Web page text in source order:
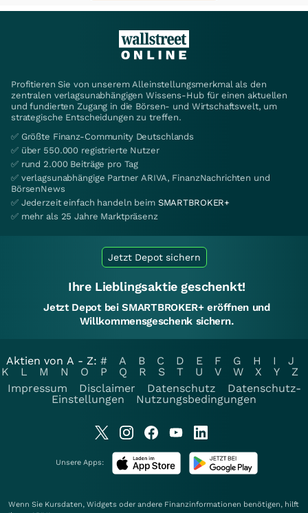
Profitieren Sie von unserem Alleinstellungsmerkmal als den
zentralen verlagsunabhängigen Wissens-Hub für einen aktuellen
und fundierten Zugang in die Börsen- und Wirtschaftswelt, um
strategische Entscheidungen zu treffen.
✅ Größte Finanz-Community Deutschlands
✅ über 550.000 registrierte Nutzer
✅ rund 2.000 Beiträge pro Tag
✅ verlagsunabhängige Partner ARIVA, FinanzNachrichten und
BörsenNews
✅ Jederzeit einfach handeln beim SMARTBROKER+
✅ mehr als 25 Jahre Marktpräsenz
Jetzt Depot sichern
Ihre Lieblingsaktie geschenkt!
Jetzt Depot bei SMARTBROKER+ eröffnen und
Willkommensgeschenk sichern.
Aktien von A - Z: # A B C D E F G H I
J
K
L M N O P Q R S T U V W X Y
Z
Impressum
Disclaimer Datenschutz
Datenschutz-
Einstellungen
Nutzungsbedingungen
Unsere Apps:
Wenn Sie Kursdaten, Widgets oder andere Finanzinformationen benötigen, hilft